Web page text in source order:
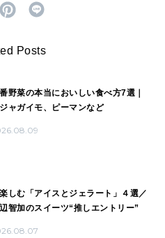
Posts
番野菜の本当においしい食べ方7選｜
ャガイモ、ピーマンなど
しむ「アイスとジェラート」４選／
智加のスイーツ“推しエントリー”